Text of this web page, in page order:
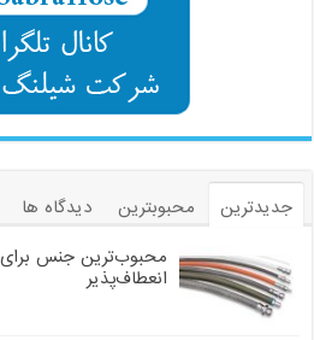
جدیدترین محبوبترین دیدگاه ها
محبوب‌ترین جنس
انعطاف‌پذیر